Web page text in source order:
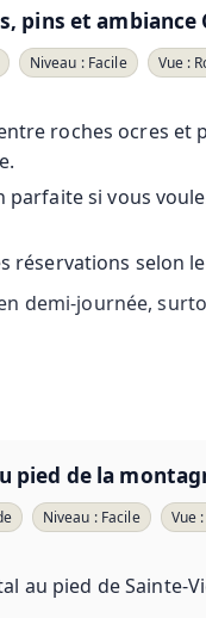
pins et ambiance
Niveau : Facile Vue :
roches ocres et
parfaite si vous
réservations selon
demi-journée,
pied de la
Niveau : Facile Vue
au pied de Sainte-